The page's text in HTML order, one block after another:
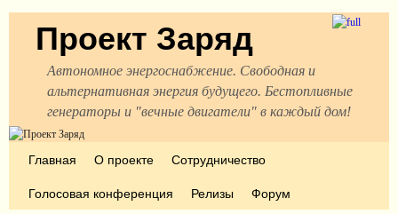
Проект Заряд
Автономное энергоснабжение. Свободная и
альтернативная энергия будущего. Бестопливные
генераторы и "вечные двигатели" в каждый дом!
Главная О проекте
Сотрудничество
Голосовая конференция
Релизы Форум